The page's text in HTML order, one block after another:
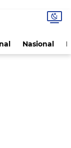
Nasional